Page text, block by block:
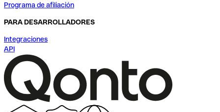
Programa de afiliación
PARA DESARROLLADORES
Integraciones
API